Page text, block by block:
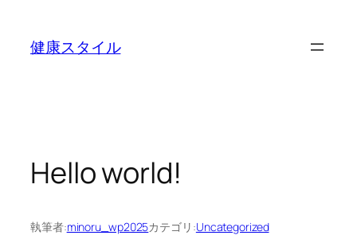
健康スタイル
Hello world!
執筆者:minoru_wp2025カテゴリ:Uncategorized